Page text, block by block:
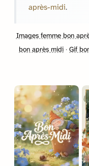
après-midi.
Images femme bon
bon après midi · Gif